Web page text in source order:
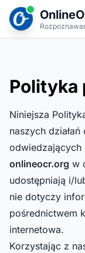
Polityka
Niniejsza
naszych
odwiedzających
onlineocr.org w
udostępniają i/
nie dotyczy
pośrednictwem
internetowa.
Korzystając z